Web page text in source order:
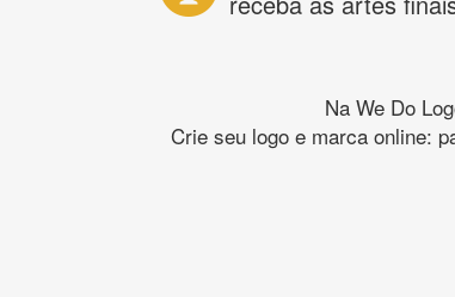
Na We Do
Crie seu logo e marca online: